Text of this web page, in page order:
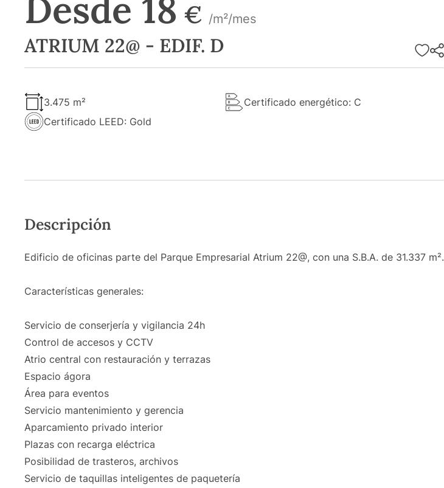
Desde 18 € /m²/mes
ATRIUM 22@ - EDIF. D
3.475 m²
Certificado energético: C
Certificado LEED: Gold
Descripción
Edificio de oficinas parte del Parque Empresarial Atrium 22@, con una S.B.A. de 31.337 m².
Características generales:
Servicio de conserjería y vigilancia 24h
Control de accesos y CCTV
Atrio central con restauración y terrazas
Espacio ágora
Área para eventos
Servicio mantenimiento y gerencia
Aparcamiento privado interior
Plazas con recarga eléctrica
Posibilidad de trasteros, archivos
Servicio de taquillas inteligentes de paquetería